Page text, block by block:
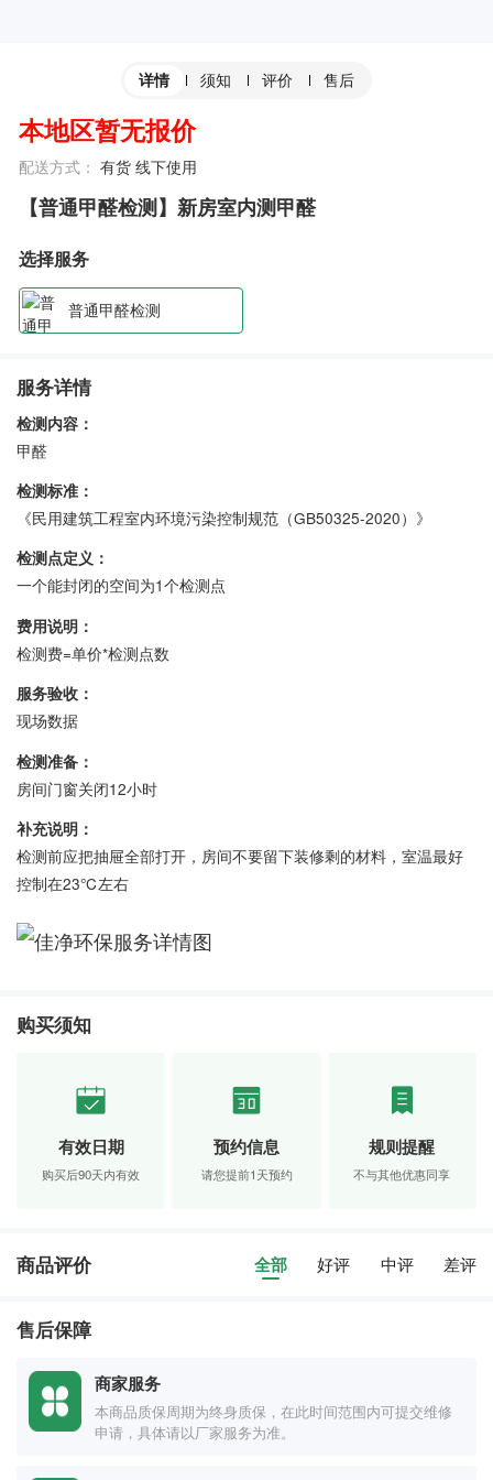
详情 须知 评价 售后
本地区暂无报价
配送方式： 有货 线下使用
【普通甲醛检测】新房室内测甲醛
选择服务
普通甲醛检测
服务详情
检测内容：
甲醛
检测标准：
《民用建筑工程室内环境污染控制规范（GB50325-2020）》
检测点定义：
一个能封闭的空间为1个检测点
费用说明：
检测费=单价*检测点数
服务验收：
现场数据
检测准备：
房间门窗关闭12小时
补充说明：
检测前应把抽屉全部打开，房间不要留下装修剩的材料，室温最好
控制在23℃左右
购买须知
有效日期
购买后90天内有效
预约信息
请您提前1天预约
规则提醒
不与其他优惠同享
商品评价 全部 好评 中评 差评
售后保障
商家服务
本商品质保周期为终身质保，在此时间范围内可提交维修
申请，具体请以厂家服务为准。